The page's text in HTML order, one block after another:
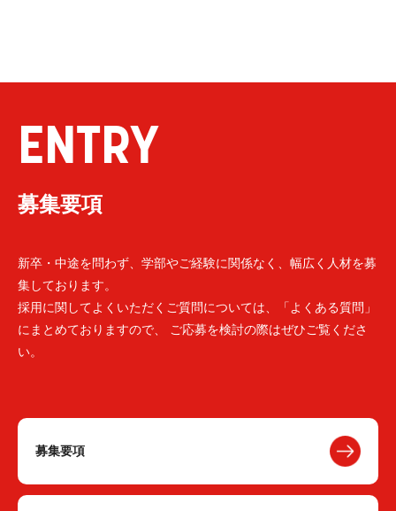
ENTRY
募集要項
新卒・中途を問わず、学部やご経験に関係なく、幅広く人材を募
集しております。
採用に関してよくいただくご質問については、「よくある質問」
にまとめておりますので、 ご応募を検討の際はぜひご覧くださ
い。
募集要項